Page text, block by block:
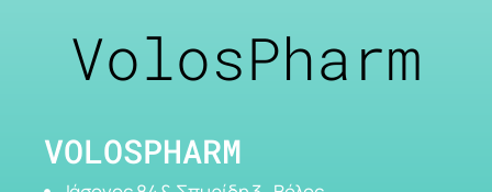
VolosPharm
VOLOSPHARM